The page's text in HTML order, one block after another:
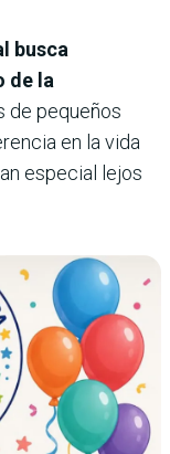
busca
de la
de pequeños
en la vida
especial lejos